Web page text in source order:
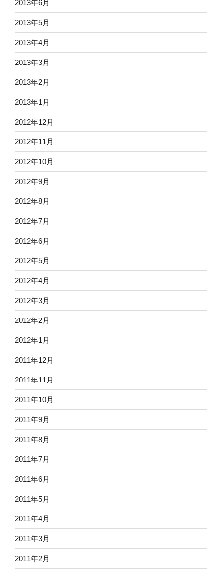
2013年6月
2013年5月
2013年4月
2013年3月
2013年2月
2013年1月
2012年12月
2012年11月
2012年10月
2012年9月
2012年8月
2012年7月
2012年6月
2012年5月
2012年4月
2012年3月
2012年2月
2012年1月
2011年12月
2011年11月
2011年10月
2011年9月
2011年8月
2011年7月
2011年6月
2011年5月
2011年4月
2011年3月
2011年2月